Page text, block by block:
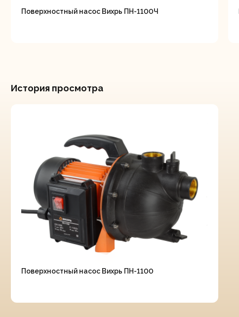
Поверхностный насос Вихрь ПН-1100Ч
История просмотра
Поверхностный насос Вихрь ПН-1100